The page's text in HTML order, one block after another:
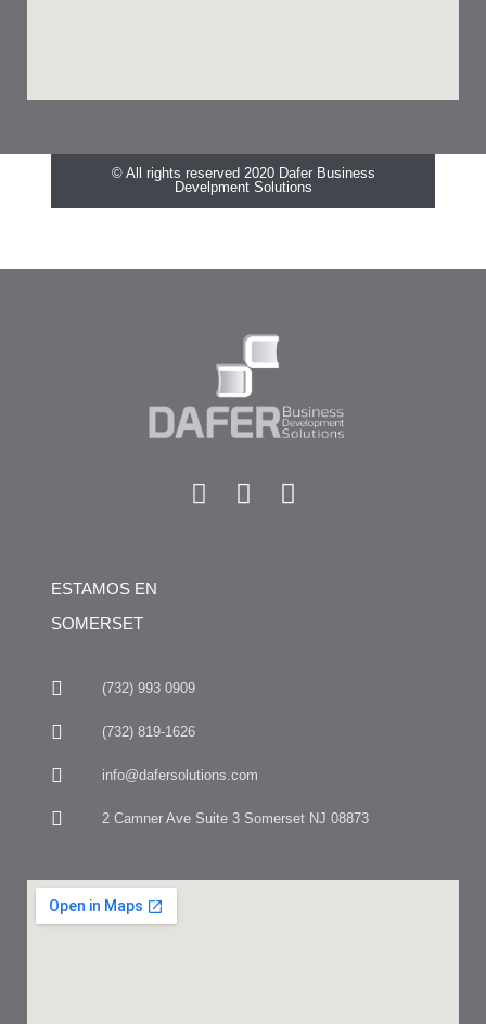
© All rights reserved 2020 Dafer Business
Develpment Solutions
ESTAMOS EN
SOMERSET
(732) 993 0909
(732) 819-1626
info@dafersolutions.com
2 Camner Ave Suite 3 Somerset NJ 08873